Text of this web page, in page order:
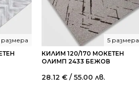
размера
КИЛИМ 120/170 МОКЕТЕН
ОЛИМП 2433 БЕЖОВ
5 размера
28.12 € / 55.00 лв.